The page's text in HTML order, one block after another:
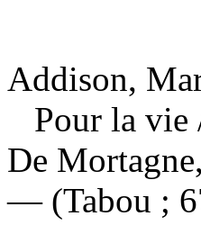
Addison,
Pour la vie
De
— (Tabou ;